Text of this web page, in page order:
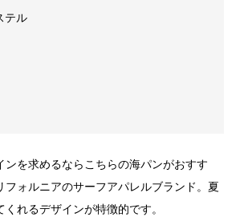
テル
ンを求めるならこちらの海パンがおすす
フォルニアのサーフアパレルブランド。夏
れるデザインが特徴的です。